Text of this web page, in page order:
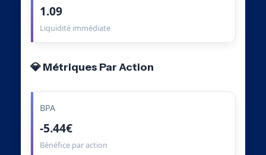
1.09
Liquidité immédiate
💎 Métriques Par Action
BPA
-5.44€
Bénéfice par action